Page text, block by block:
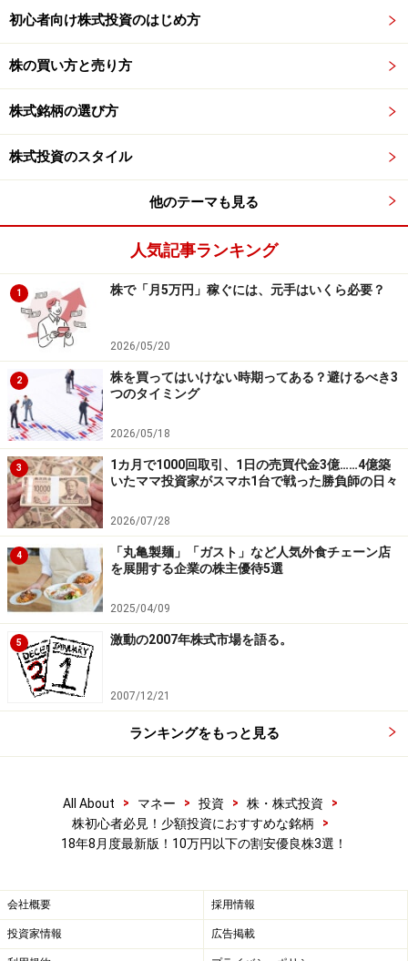
とで大幅増収を達成しました。利益面では円高影響、研
事業の増収に加え、生産の効率化が進んだこと、また航
空機部品輸入販売事業の利益率が改善したことで20％超
えの営業増益となりました。
主力の自動車関連品事業では、四輪車用製品が国内、ア
セアン・インド地域で好調に推移し、新興国市場の二輪
る模様です。一方、生活機器関連事業は、国内住宅着工
字に転落。前年中国での給湯機向けガス制御弁が好調だ
ったことの反動減も影響していると見られます。
その他事業では芝管理機械や車両用暖房機器等は需要減
が減少しましたが、福祉介護機器等が製品ラインナップ
の充実や顧客基盤の拡大によって需要を伸ばしていま
す。車両用暖房機器は、排ガス規制の適用を受けたディ
ーゼル車用の需要が一巡したことが影響しているようで
す。
2018年6月末時点の財務内容は、自己資本比率が
34.3％、短期借入金の増加により有利子負債は約27億円
増加して約291億円に。現金等を考慮したネットDEレシ
オは0.6倍と健全です。同時に現金等も約20億円増加して
おり、事業拡大に向け手元資金を確保していると見られ
ます。
同社では、新興国で拡大する需要を獲得すべく、インド
工場に第3生産工場を完成させ3月に量産を開始していま
の製品を安定供給することが可能となり、今後の売上拡
大に寄与することが期待できるかと思います。
益が本格化してくる見込みであり、見通しは明るいと思
います。
初心者向け株式投資のはじめ方
株の買い方と売り方
株式銘柄の選び方
株式投資のスタイル
他のテーマも見る
人気記事ランキング
1 株で「月5万円」稼ぐには、元手はいくら必要？
2026/05/20
2
株を買ってはいけない時期ってある？避けるべき3
つのタイミング
2026/05/18
3
1カ月で1000回取引、1日の売買代金3億……4億築
いたママ投資家がスマホ1台で戦った勝負師の日々
2026/07/28
4
「丸亀製麺」「ガスト」など人気外食チェーン店
を展開する企業の株主優待5選
2025/04/09
5 激動の2007年株式市場を語る。
2007/12/21
ランキングをもっと見る
All About > マネー > 投資 > 株・株式投資
>
株初心者必見！少額投資におすすめな銘柄
>
18年8月度最新版！10万円以下の割安優良株3選！
会社概要 採用情報
投資家情報 広告掲載